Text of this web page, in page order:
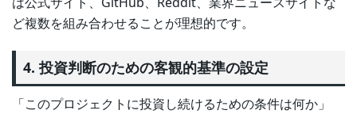
ど複数を組み合わせることが理想的です。
4. 投資判断のための客観的基準の設定
「このプロジェクトに投資し続けるための条件は何か」